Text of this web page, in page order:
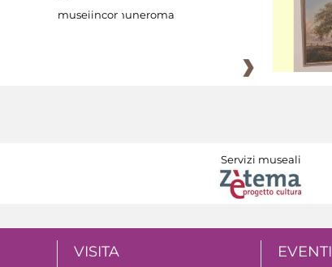
museiincomuneroma
Servizi museali
VISITA EVENTI